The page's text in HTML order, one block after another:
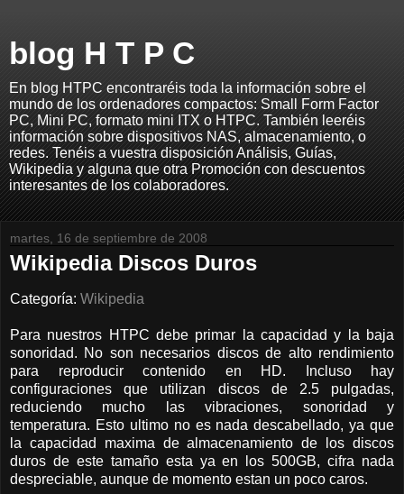
blog H T P C
En blog HTPC encontraréis toda la información sobre el
mundo de los ordenadores compactos: Small Form Factor
PC, Mini PC, formato mini ITX o HTPC. También leeréis
información sobre dispositivos NAS, almacenamiento, o
redes. Tenéis a vuestra disposición Análisis, Guías,
Wikipedia y alguna que otra Promoción con descuentos
interesantes de los colaboradores.
martes, 16 de septiembre de 2008
Wikipedia Discos Duros
Categoría: Wikipedia
Para nuestros HTPC debe primar la capacidad y la baja
sonoridad. No son necesarios discos de alto rendimiento
para reproducir contenido en HD. Incluso hay
configuraciones que utilizan discos de 2.5 pulgadas,
reduciendo mucho las vibraciones, sonoridad y
temperatura. Esto ultimo no es nada descabellado, ya que
la capacidad maxima de almacenamiento de los discos
duros de este tamaño esta ya en los 500GB, cifra nada
despreciable, aunque de momento estan un poco caros.